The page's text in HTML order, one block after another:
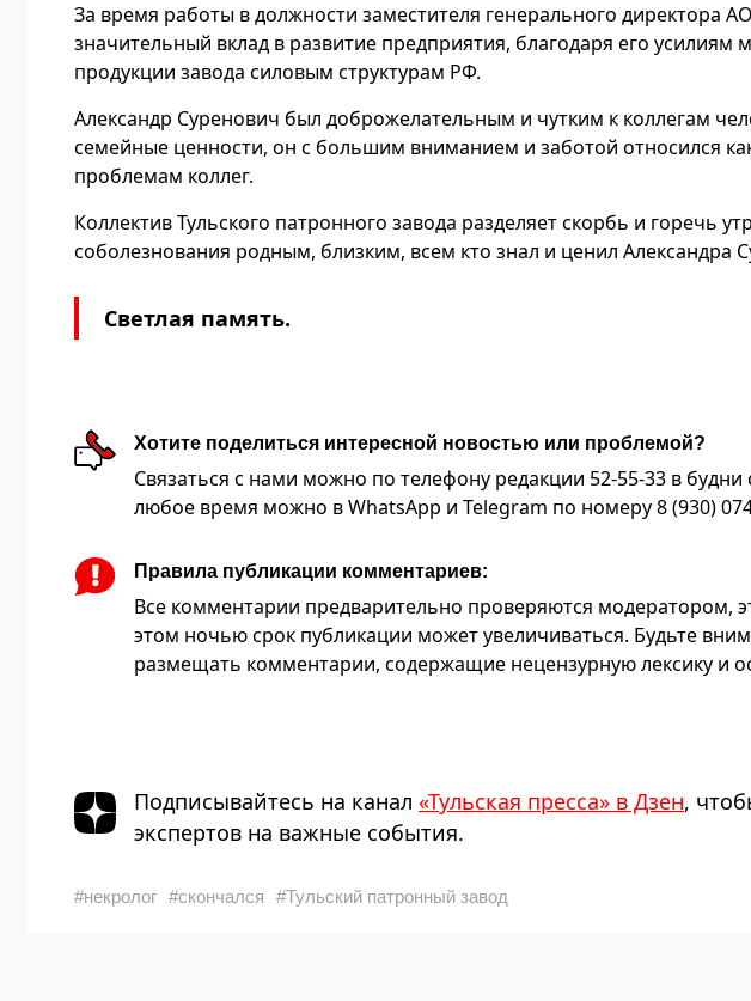
За время работы в должности заместителя генерального директора
значительный вклад в развитие предприятия, благодаря его усилиям
продукции завода силовым структурам РФ.
Александр Суренович был доброжелательным и чутким к коллегам
семейные ценности, он с большим вниманием и заботой относился
проблемам коллег.
Коллектив Тульского патронного завода разделяет скорбь и горечь
соболезнования родным, близким, всем кто знал и ценил Александра
Светлая память.
Хотите поделиться интересной новостью или проблемой?
Связаться с нами можно по телефону редакции 52-55-33 в будни
любое время можно в WhatsApp и Telegram по номеру 8 (930)
Правила публикации комментариев:
Все комментарии предварительно проверяются модератором,
этом ночью срок публикации может увеличиваться. Будьте
размещать комментарии, содержащие нецензурную лексику и
Подписывайтесь на канал «Тульская пресса» в Дзен,
экспертов на важные события.
#некролог #скончался #Тульский патронный завод